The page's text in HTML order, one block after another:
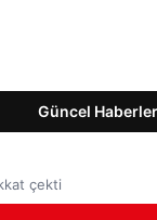
Güncel Haberler
çekti